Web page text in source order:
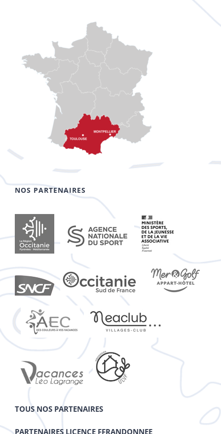
NOS PARTENAIRES
TOUS NOS PARTENAIRES
PARTENAIRES LICENCE FFRANDONNEE